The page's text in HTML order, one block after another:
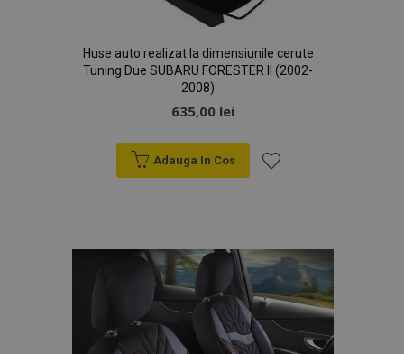
Huse auto realizat la dimensiunile cerute
Tuning Due SUBARU FORESTER II (2002-
2008)
635,00 lei
Adauga In Cos
Dorințe